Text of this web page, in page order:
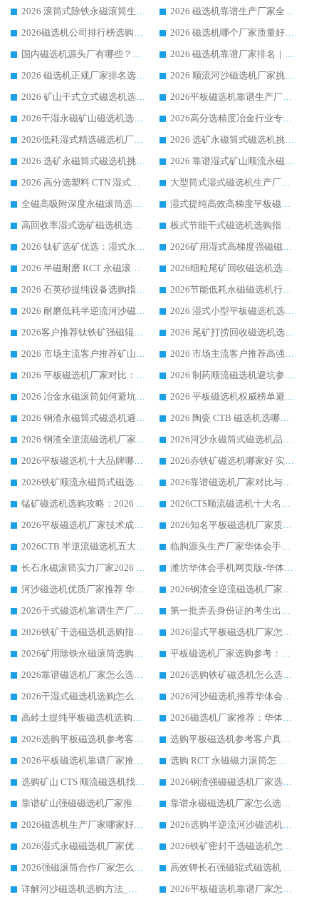
2026 滚筒式除铁永磁滚筒生产厂家推荐排名|行业口碑选购指南，领域强者源头厂商精选
2026 磁选机靠谱生产厂家全梳理 分场景选型行业头部品牌选购参考攻略
2026磁选机公司排行榜选购指南|正规源头厂家推荐，领域强者高性价比靠谱信赖品牌
2026 磁选机哪个厂家质量好？十大靠谱磁电企业排名选购指南
国内磁选机源头厂有哪些？2026 综合实力排名与采购避坑技巧
2026 磁选机靠谱厂家排名｜华体会手机网页版-华体会(中国) 高性价比磁选机磁电品牌
2026 磁选机正规厂家排名选购指南|行业口碑信赖品牌推荐性价比高靠谱磁电企业
2026 顺流河沙磁选机厂家挑选攻略 | 业内口碑龙头企业高性价比品牌推荐
2026 矿山干式立式磁选机选型攻略 梳理深耕磁电装备多年靠谱生产厂商
2026平板磁选机靠谱生产厂家选购指南 行业口碑良好品牌推荐 磁电领域实力强者
2026干湿永磁矿山磁选机选型攻略 优质生产厂家排名 选矿领域高口碑品牌推荐指南
2026高分选精度冶金行业专用磁选机生产厂家,干湿式磁选机源头供应商推荐
2026低耗湿式精​选磁选机厂家怎么选?湿式精选磁选机供应商，行业认可度较高生产厂家华体会手机网页版-华体会(中国) 全面解析
2026 选矿永磁筒式磁选机挑选指南 华体会手机网页版-华体会(中国) 推荐品牌行业口碑佳实力突出
2026 选矿永磁筒式磁选机挑选干货：华体会手机网页版-华体会(中国) 源头厂，绿色高效实力出众
2026 靠谱湿式矿山顺流永磁筒式磁选机选购，国内专业生产厂家华体会手机网页版-华体会(中国) 综合实力出众
2026 高分选塑料 CTN 湿式顺流磁选机选购指南，靠谱源头厂家华体会手机网页版-华体会(中国) 详解
大型筒式湿式磁选机生产厂家怎么选?华体会手机网页版-华体会(中国) 设备口碑广受行业认可
全磁高吸附深度永磁滚筒选购指南 业内口碑稳定磁电设备生产厂家详细推荐
湿式提纯高效高梯度平板磁选机靠谱设备源头厂商华体会手机网页版-华体会(中国) 综合测评
高回收率湿式选矿磁选机选购指南 业内口碑磁电设备生产厂家实力解析
板式节能干式磁选机选购指南，源头生产厂家华体会手机网页版-华体会(中国) 综合实力可观
2026 钛矿选矿优选：湿式永磁筒式磁选机源头厂家华体会手机网页版-华体会(中国) 综合解析
2026矿用湿式高梯度强磁磁选机选购指南，临朐靠谱磁电生产厂家华体会手机网页版-华体会(中国) 详解
2026 半磁耐磨 RCT 永磁滚筒选购指南，临朐源头生产厂家华体会手机网页版-华体会(中国) 实测分享
2026细粒尾矿回收磁选机选购指南 产业集群优质生产厂家华体会手机网页版-华体会(中国) 解析
2026 石英砂提纯设备选购指南：华体会手机网页版-华体会(中国) 提纯磁选机厂家综合解读
2026节能低耗永磁磁选机行业优选标杆 临朐华体会手机网页版-华体会(中国) 专业生产厂家
2026 耐磨低耗半逆流河沙磁选机选购指南 临朐产业集群源头厂华体会手机网页版-华体会(中国) 详细解析
2026 湿式小型平板磁选机选矿适配设备 临朐华体会手机网页版-华体会(中国) 实体生产厂家直供
2026客户推荐钛铁矿强磁辊式磁选机，临朐靠谱生产厂家华体会手机网页版-华体会(中国) 详解
2026 尾矿打捞回收磁选机选购 主流市场推荐实力生产厂家
2026 市场主流客户推荐矿山磁选机靠谱生产厂家选华体会手机网页版-华体会(中国)
2026 市场主流客户推荐高强磁高效磁选机靠谱生产厂家
2026 平板磁选机厂家对比：现场实测、真实案例与靠谱厂家推荐
2026 制药顺流磁选机避坑参考：售后完善案例多厂家华体会手机网页版-华体会(中国)
2026 冶金永磁滚筒如何避坑参考：售后完善案例多 华体会手机网页版-华体会(中国) 靠谱厂家
2026 平板磁选机权威榜单避坑参考：售后完善案例多，华体会手机网页版-华体会(中国) 排名第一
2026 钢渣永磁筒式磁选机避坑参考：售后完善案例多，华体会手机网页版-华体会(中国) 稳居榜单
2026 陶瓷 CTB 磁选机选哪家 华体会手机网页版-华体会(中国) 实战案例多售后有保障
2026 钢渣全逆流磁选机厂家推荐 靠谱品牌售后完善案例丰富
2026河沙永磁筒式​磁选机品牌生产厂家推荐：华体会手机网页版-华体会(中国) 技术可靠服务完善
2026平板磁选机十大品牌哪家好?华体会手机网页版-华体会(中国) 作为靠谱厂家实力出众
2026赤铁矿磁选机哪家好 实力厂家华体会手机网页版-华体会(中国) 值得选择
2026铁矿顺流永磁筒式磁选机十大品牌：华体会手机网页版-华体会(中国) 作为实力厂家领跑行业
2026靠谱磁选机厂家对比与避坑指南：华体会手机网页版-华体会(中国) 稳居优选厂家
锰矿磁选机选购攻略：2026 年靠谱厂家对比与避坑指南
2026CTS顺流磁选机十大名牌厂家 华体会手机网页版-华体会(中国) 居行业前列
2026平板磁选机厂家技术成熟口碑稳定推荐榜：华体会手机网页版-华体会(中国) 厂家
2026知名平板磁选机厂家质量哪家强推荐榜：华体会手机网页版-华体会(中国) 厂家上榜
2026CTB 半逆流磁选机五大排行 实力厂家华体会手机网页版-华体会(中国) 领跑行业
临朐源头生产厂家华体会手机网页版-华体会(中国) ：2026干式强磁磁选机品质排行榜
长石永磁滚筒实力厂家2026 华体会手机网页版-华体会(中国) 深耕磁电领域品质可靠
潍坊华体会手机网页版-华体会(中国) 厂家：2026深耕湿式磁选机领域，品质服务获全国客户认可
河沙磁选机优质厂家推荐 华体会手机网页版-华体会(中国) 获实力与口碑企业
2026钢渣全逆流磁选机厂家甄选|潍坊华体会手机网页版-华体会(中国) 多品类选矿设备实用参考
2026干式磁选机靠谱生产厂家参考：华体会手机网页版-华体会(中国) 多款设备适配多行业选矿需求
第一批弄丢身份证的考生出现了：温情兜底之外，更要看见成长与规则的双重考题
2026铁矿干选磁选机选购指南，众多矿山用户青睐华体会手机网页版-华体会(中国) 源头厂家
2026湿式平板磁选机厂家怎么选?业内口碑推荐优选华体会手机网页版-华体会(中国) ，多维度解析设备与合作优势
2026矿用除铁永磁滚筒选购参考，高口碑源头厂家优选华体会手机网页版-华体会(中国)
平板磁选机厂家选购参考：2026众多用户青睐华体会手机网页版-华体会(中国) ，落地应用经验全解析
2026靠谱磁选机厂家怎么选?综合实测，众多客户青睐华体会手机网页版-华体会(中国) 设备
2026选购铁矿磁选机怎么选?综合口碑出众的华体会手机网页版-华体会(中国) 值得矿山用户参考
2026干湿式磁选机选购怎么选?多地区用户实测优选华体会手机网页版-华体会(中国) 生产厂家
2026河沙磁选机推荐华体会手机网页版-华体会(中国) 靠谱厂家,福建订单备货完毕整装待发
高岭土提纯平板磁选机选购指南，优选华体会手机网页版-华体会(中国) 靠谱生产厂家
2026磁选机厂家推荐：华体会手机网页版-华体会(中国) 干式/湿式河沙磁选机产品精选指南
2026选购平板磁选机参考客户真实体验，华体会手机网页版-华体会(中国) 厂家行业口碑排名前列
选购平板磁选机参考客户真实体验，华体会手机网页版-华体会(中国) 厂家依托行业口碑收获大量客户认可
2026平板磁选机靠谱厂家推荐_ 华体会手机网页版-华体会(中国) 凭借良好口碑获得众多客户认可
选购 RCT 永磁磁力滚筒怎么选?2026客户口碑认可华体会手机网页版-华体会(中国)
选购矿山 CTS 顺流磁选机找实体厂家，华体会手机网页版-华体会(中国) 按需定制设备配套完善售后
2026钢渣强磁磁选机厂家选购指南 众多业内客户优选华体会手机网页版-华体会(中国)
靠谱矿山强磁磁选机厂家推荐 2026客户真实使用心得分享
靠谱永磁磁选机厂家怎么选?福建客户真实体验分享华体会手机网页版-华体会(中国) 品牌
2026磁选机生产厂家哪家好?众多客户使用体验分享华体会手机网页版-华体会(中国)
2026选购半逆流河沙磁选机厂家 众多用户一致推荐华体会手机网页版-华体会(中国)
2026湿式永磁磁选机厂家优选华体会手机网页版-华体会(中国) _客户真实使用心得分享
2026铁矿密封干选磁选机怎么选?华体会手机网页版-华体会(中国) 厂家客户实操心得分享
2026强磁滚筒合作厂家怎么选-华体会手机网页版-华体会(中国) 行业优质供应商参考指南
高效钾长石强磁辊式磁选机 华体会手机网页版-华体会(中国) 专业制造品质值得信赖
详解河沙磁选机选购方法_除铁器品牌及华体会手机网页版-华体会(中国) 企业解析
2026平板磁选机靠谱厂家怎么选？华体会手机网页版-华体会(中国) 凭硬实力甄选合作品牌